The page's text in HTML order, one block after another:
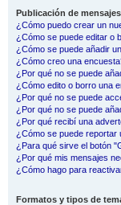
Publicación de mensajes
¿Cómo puedo crear un
¿Cómo se puede editar o
¿Cómo se puede añadir
¿Cómo creo una
¿Por qué no se puede
¿Cómo edito o borro una
¿Por qué no se puede
¿Por qué no se puede
¿Por qué recibí una
¿Cómo se puede reportar
¿Para qué sirve el botón
¿Por qué mis mensajes
¿Cómo hago para
Formatos y tipos de